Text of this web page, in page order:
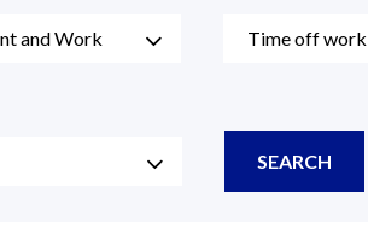
and Work Time off work
SEARCH